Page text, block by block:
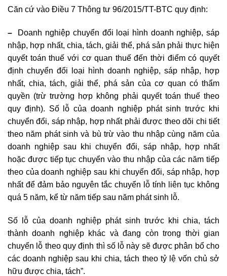
Căn cứ vào Điều 7 Thông tư 96/2015/TT-BTC quy định:
– Doanh nghiệp chuyển đổi loại hình doanh nghiệp, sáp
nhập, hợp nhất, chia, tách, giải thể, phá sản phải thực hiện
quyết toán thuế với cơ quan thuế đến thời điểm có quyết
định chuyển đổi loại hình doanh nghiệp, sáp nhập, hợp
nhất, chia, tách, giải thể, phá sản của cơ quan có thẩm
quyền (trừ trường hợp không phải quyết toán thuế theo
quy định). Số lỗ của doanh nghiệp phát sinh trước khi
chuyển đổi, sáp nhập, hợp nhất phải được theo dõi chi tiết
theo năm phát sinh và bù trừ vào thu nhập cùng năm của
doanh nghiệp sau khi chuyển đổi, sáp nhập, hợp nhất
hoặc được tiếp tục chuyển vào thu nhập của các năm tiếp
theo của doanh nghiệp sau khi chuyển đổi, sáp nhập, hợp
nhất để đảm bảo nguyên tắc chuyển lỗ tính liên tục không
quá 5 năm, kể từ năm tiếp sau năm phát sinh lỗ.
Số lỗ của doanh nghiệp phát sinh trước khi chia, tách
thành doanh nghiệp khác và đang còn trong thời gian
chuyển lỗ theo quy định thì số lỗ này sẽ được phân bổ cho
các doanh nghiệp sau khi chia, tách theo tỷ lệ vốn chủ sở
hữu được chia, tách”.